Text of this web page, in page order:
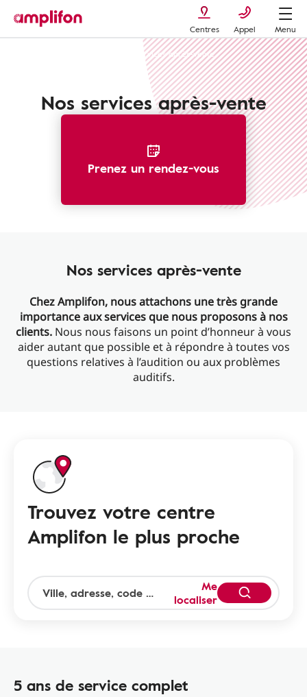
Centres Appel
Menu
Services après-vente
Nos services après-vente
Prenez un rendez-vous
Nos services après-vente
Chez Amplifon, nous attachons une très grande
importance aux services que nous proposons à nos
clients. Nous nous faisons un point d’honneur à vous
aider autant que possible et à répondre à toutes vos
questions relatives à l’audition ou aux problèmes
auditifs.
Trouvez votre centre
Amplifon le plus proche
Me
localiser
5 ans de service complet